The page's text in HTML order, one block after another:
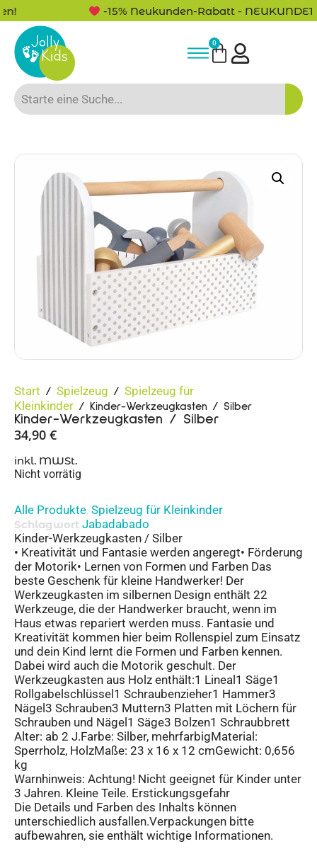
-15% Neukunden-Rabatt - NEUKUNDE15
0
Start / Spielzeug / Spielzeug für
Kleinkinder / Kinder-Werkzeugkasten / Silber
Kinder-Werkzeugkasten / Silber
34,90 €
inkl. MWSt.
Nicht vorrätig
Alle Produkte, Spielzeug für Kleinkinder
Schlagwort Jabadabado
Kinder-Werkzeugkasten / Silber
• Kreativität und Fantasie werden angeregt• Förderung
der Motorik• Lernen von Formen und Farben Das
beste Geschenk für kleine Handwerker! Der
Werkzeugkasten im silbernen Design enthält 22
Werkzeuge, die der Handwerker braucht, wenn im
Haus etwas repariert werden muss. Fantasie und
Kreativität kommen hier beim Rollenspiel zum Einsatz
und dein Kind lernt die Formen und Farben kennen.
Dabei wird auch die Motorik geschult. Der
Werkzeugkasten aus Holz enthält:1 Lineal1 Säge1
Rollgabelschlüssel1 Schraubenzieher1 Hammer3
Nägel3 Schrauben3 Muttern3 Platten mit Löchern für
Schrauben und Nägel1 Säge3 Bolzen1 Schraubbrett
Alter: ab 2 J.Farbe: Silber, mehrfarbigMaterial:
Sperrholz, HolzMaße: 23 x 16 x 12 cmGewicht: 0,656
kg
Warnhinweis: Achtung! Nicht geeignet für Kinder unter
3 Jahren. Kleine Teile. Erstickungsgefahr
Die Details und Farben des Inhalts können
unterschiedlich ausfallen.Verpackungen bitte
aufbewahren, sie enthält wichtige Informationen.